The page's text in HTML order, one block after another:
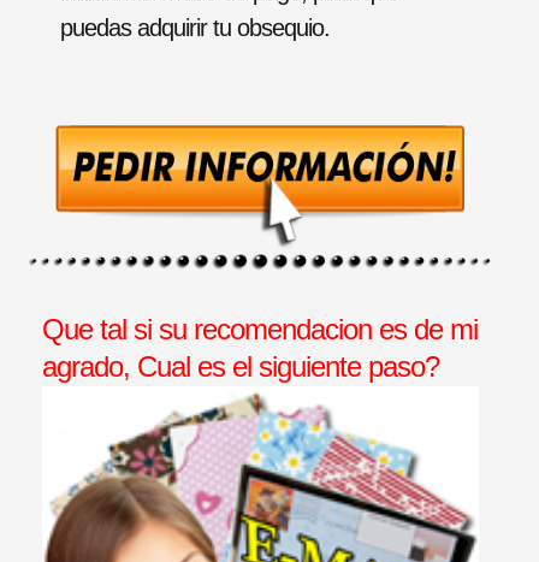
puedas adquirir tu obsequio.
Que tal si su recomendacion es de mi
agrado, Cual es el siguiente paso?